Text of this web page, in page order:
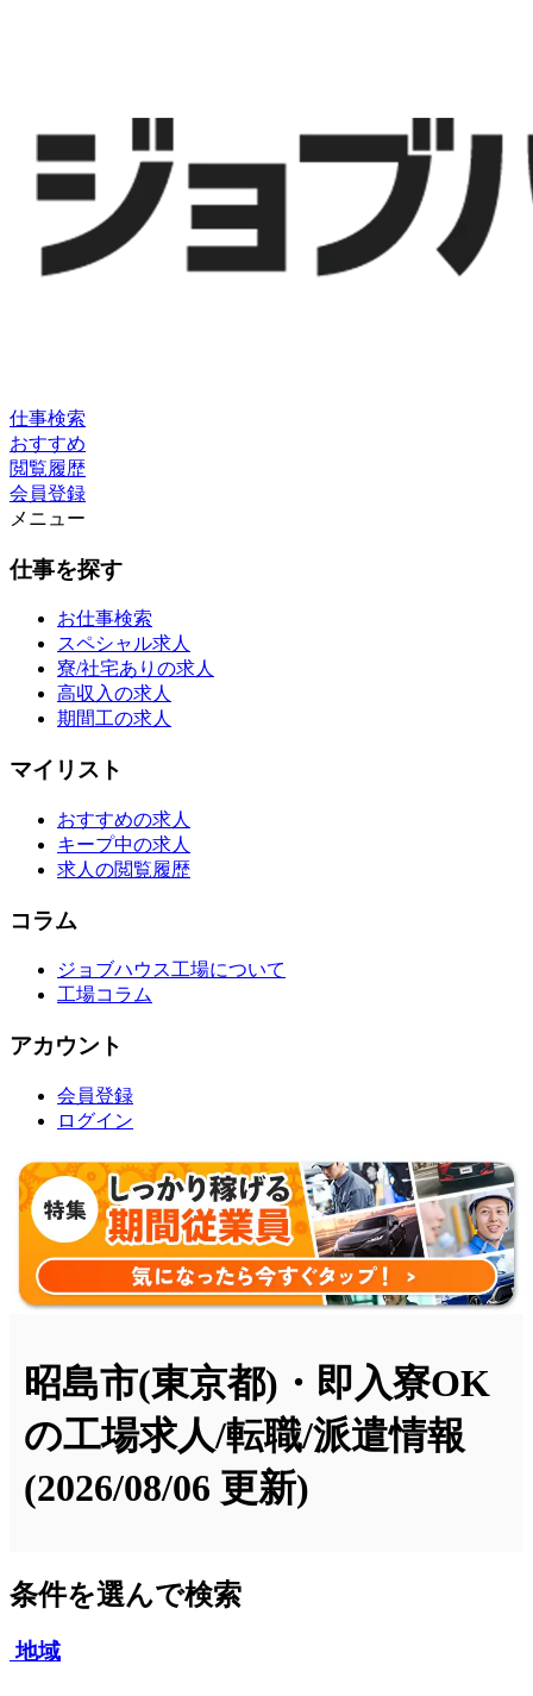
仕事検索
おすすめ
閲覧履歴
会員登録
メニュー
仕事を探す
お仕事検索
スペシャル求人
寮/社宅ありの求人
高収入の求人
期間工の求人
マイリスト
おすすめの求人
キープ中の求人
求人の閲覧履歴
コラム
ジョブハウス工場について
工場コラム
アカウント
会員登録
ログイン
昭島市(東京都)・即入寮OK
の工場求人/転職/派遣情報
(2026/08/06 更新)
条件を選んで検索
地域